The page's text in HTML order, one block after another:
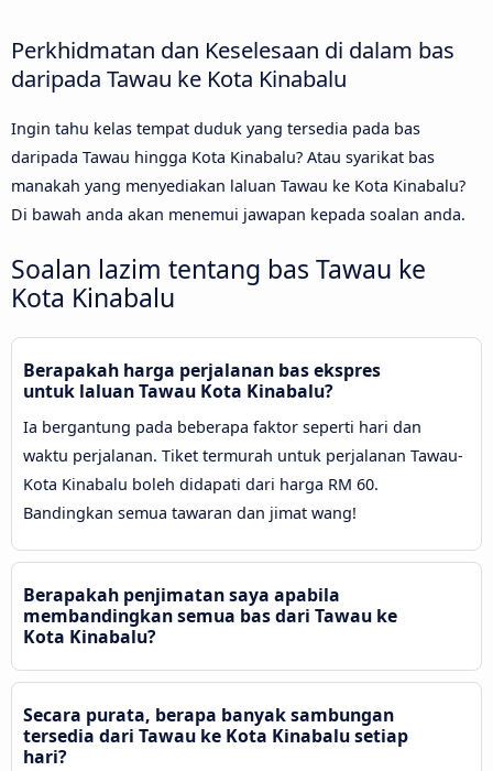
Perkhidmatan dan Keselesaan di dalam bas
daripada Tawau ke Kota Kinabalu
Ingin tahu kelas tempat duduk yang tersedia pada bas
daripada Tawau hingga Kota Kinabalu? Atau syarikat bas
manakah yang menyediakan laluan Tawau ke Kota Kinabalu?
Di bawah anda akan menemui jawapan kepada soalan anda.
Soalan lazim tentang bas Tawau ke
Kota Kinabalu
Berapakah harga perjalanan bas ekspres
untuk laluan Tawau Kota Kinabalu?
Ia bergantung pada beberapa faktor seperti hari dan
waktu perjalanan. Tiket termurah untuk perjalanan Tawau-
Kota Kinabalu boleh didapati dari harga RM 60.
Bandingkan semua tawaran dan jimat wang!
Berapakah penjimatan saya apabila
membandingkan semua bas dari Tawau ke
Kota Kinabalu?
Secara purata, berapa banyak sambungan
tersedia dari Tawau ke Kota Kinabalu setiap
hari?